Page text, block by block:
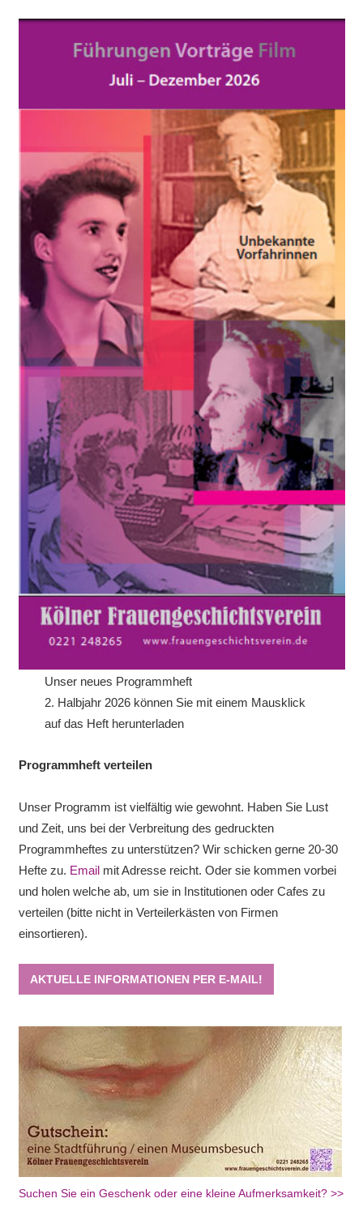
Unser neues Programmheft
2. Halbjahr 2026 können Sie mit einem Mausklick
auf das Heft herunterladen
Programmheft verteilen
Unser Programm ist vielfältig wie gewohnt. Haben Sie Lust
und Zeit, uns bei der Verbreitung des gedruckten
Programmheftes zu unterstützen? Wir schicken gerne 20-30
Hefte zu. Emailmit Adresse reicht. Oder sie kommen vorbei
und holen welche ab, um sie in Institutionen oder Cafes zu
verteilen (bitte nicht in Verteilerkästen von Firmen
einsortieren).
AKTUELLE INFORMATIONEN PER E-MAIL!
Suchen Sie ein Geschenk oder eine kleine Aufmerksamkeit? >>